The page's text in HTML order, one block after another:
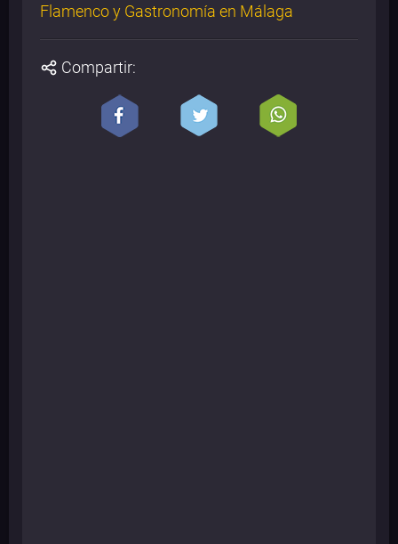
Flamenco y Gastronomía en Málaga
Compartir: